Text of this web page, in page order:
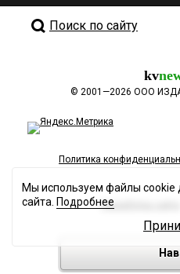
Поиск по сайту
kv
© 2001—2026 ООО
Политика
Разработка сайта
Мы используем файлы cookie
сайта. Подробнее